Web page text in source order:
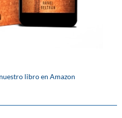
libro en Amazon